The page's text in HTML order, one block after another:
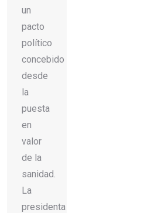
un
pacto
político
concebido
desde
la
puesta
en
valor
de la
sanidad.
La
presidenta